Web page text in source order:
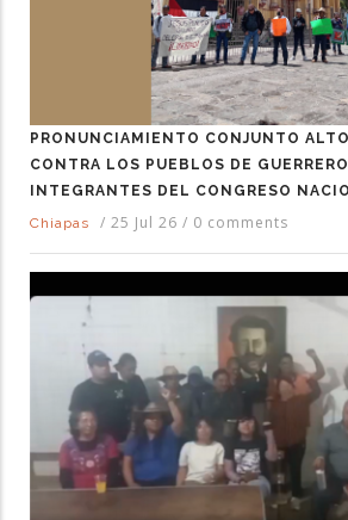
PRONUNCIAMIENTO CONJUNTO
CONTRA LOS PUEBLOS DE
INTEGRANTES DEL CONGRESO
Chiapas
/ 25 Jul 26 / 0 comments